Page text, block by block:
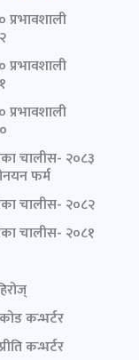
चालीस- २०८३
फर्म
चालीस- २०८२
चालीस- २०८१
कन्भर्टर
कन्भर्टर